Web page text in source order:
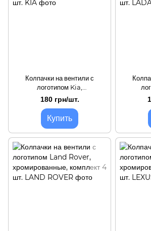
Колпачки на вентили с
логотипом Kia,
хромированные, комплект 4
шт.
180 грн/шт.
Купить